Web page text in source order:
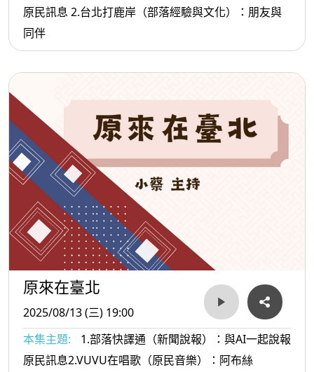
原民訊息 2.台北打鹿岸（部落經驗與文化）：朋友與
同伴
原來在臺北
2025/08/13 (三) 19:00
本集主題:
1.部落快譯通（新聞說報）：與AI一起說報
原民訊息2.VUVU在唱歌（原民音樂）：阿布絲